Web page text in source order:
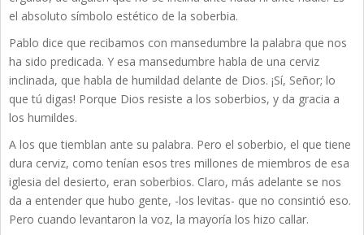
el absoluto símbolo estético de la soberbia.
Pablo dice que recibamos con mansedumbre la palabra que nos
ha sido predicada. Y esa mansedumbre habla de una cerviz
inclinada, que habla de humildad delante de Dios. ¡Sí, Señor; lo
que tú digas! Porque Dios resiste a los soberbios, y da gracia a
los humildes.
A los que tiemblan ante su palabra. Pero el soberbio, el que tiene
dura cerviz, como tenían esos tres millones de miembros de esa
iglesia del desierto, eran soberbios. Claro, más adelante se nos
da a entender que hubo gente, -los levitas- que no consintió eso.
Pero cuando levantaron la voz, la mayoría los hizo callar.